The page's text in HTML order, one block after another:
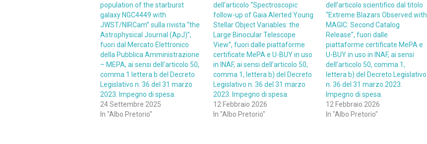
population of the starburst
galaxy NGC4449 with
JWST/NIRCam” sulla rivista “the
Astrophysical Journal (ApJ)”,
fuori dal Mercato Elettronico
della Pubblica Amministrazione
– MEPA, ai sensi dell’articolo 50,
comma 1 lettera b del Decreto
Legislativo n. 36 del 31 marzo
2023. Impegno di spesa.
24 Settembre 2025
In "Albo Pretorio"
dell’articolo “Spectroscopic
follow-up of Gaia Alerted Young
Stellar Object Variables: the
Large Binocular Telescope
View”, fuori dalle piattaforme
certificate MePA e U-BUY in uso
in INAF, ai sensi dell’articolo 50,
comma 1, lettera b) del Decreto
Legislativo n. 36 del 31 marzo
2023. Impegno di spesa.
12 Febbraio 2026
In "Albo Pretorio"
dell’articolo scientifico dal titolo
“Extreme Blazars Observed with
MAGIC: Second Catalog
Release”, fuori dalle
piattaforme certificate MePA e
U-BUY in uso in INAF, ai sensi
dell’articolo 50, comma 1,
lettera b) del Decreto Legislativo
n. 36 del 31 marzo 2023.
Impegno di spesa.
12 Febbraio 2026
In "Albo Pretorio"